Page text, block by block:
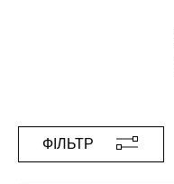
ФІЛЬТР